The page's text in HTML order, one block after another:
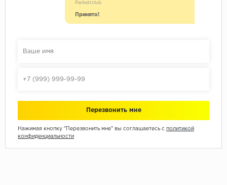
Parkettclub
Принято!
Нажимая кнопку "Перезвонить мне" вы соглашаетесь с политикой
конфиденциальности